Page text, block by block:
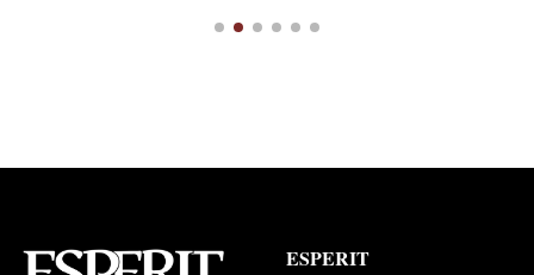
ESPERIT